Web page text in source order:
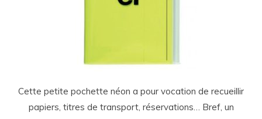
Cette petite pochette néon a pour vocation de recueillir
papiers, titres de transport, réservations… Bref, un